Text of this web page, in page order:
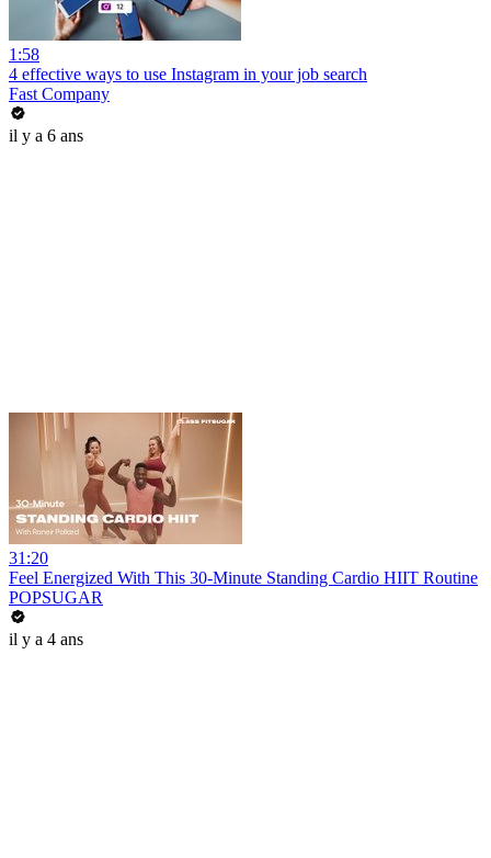
1:58
4 effective ways to use Instagram in your job search
Fast Company
il y a 6 ans
31:20
Feel Energized With This 30-Minute Standing Cardio HIIT Routine
POPSUGAR
il y a 4 ans